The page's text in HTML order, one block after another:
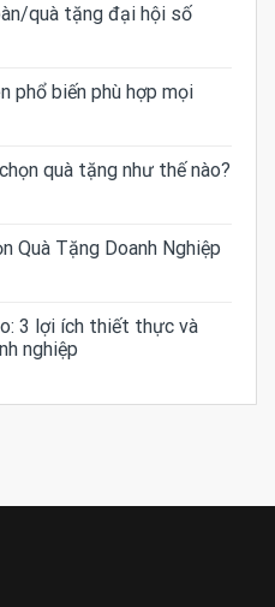
quà tặng đại hội số
phổ biến phù hợp mọi
quà tặng như thế nào?
Quà Tặng Doanh Nghiệp
3 lợi ích thiết thực và
nghiệp